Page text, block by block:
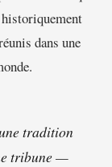
dans une
tradition
tribune —